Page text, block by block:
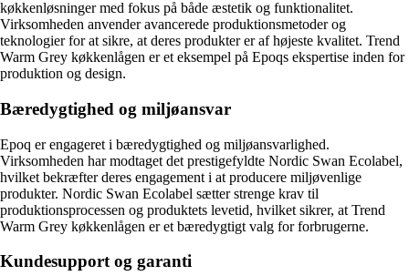
køkkenløsninger med fokus på både æstetik og funktionalitet.
Virksomheden anvender avancerede produktionsmetoder og
teknologier for at sikre, at deres produkter er af højeste kvalitet. Trend
Warm Grey køkkenlågen er et eksempel på Epoqs ekspertise inden for
produktion og design.
Bæredygtighed og miljøansvar
Epoq er engageret i bæredygtighed og miljøansvarlighed.
Virksomheden har modtaget det prestigefyldte Nordic Swan Ecolabel,
hvilket bekræfter deres engagement i at producere miljøvenlige
produkter. Nordic Swan Ecolabel sætter strenge krav til
produktionsprocessen og produktets levetid, hvilket sikrer, at Trend
Warm Grey køkkenlågen er et bæredygtigt valg for forbrugerne.
Kundesupport og garanti